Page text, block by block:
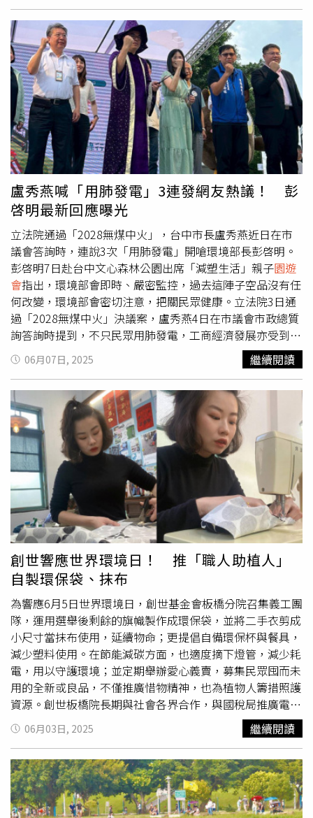
辦格鬥遊戲大賽，前3名可獲遊戲搖桿或手把，冠軍再加碼
獲得商圈抵用券；金士頓與 ADATA 合作舉辦電腦組裝挑
戰，民眾於時間內挑戰成功即獲得小禮物；MaiCoin則以反
詐騙知識測驗寓教於樂，完成任務即可領取禮物。除了競技
比拼，現場同樣安排滿滿遊戲體驗：任天堂復古機台展出，
從60年代一路橫跨迄今，讓大朋友回味童年，小朋友探索經
典；XBOX攤位搭參與互動還有機會獲得最高600元商品折
價券；irocks展示多款電腦周邊並贊助電競賽事專用電競
椅，讓選手坐得穩、玩得行；若想來點療癒時光，不妨到
cama攤位闖關領好禮，現場還有Beano大偶療癒現身。除
此之外，8月23日臺北市政府消防局第一救災救護大隊亦於
在現場規劃全民防災動員園遊會，以闖關與有獎徵答，讓大
小朋友一起輕鬆學好防災知識；八德資訊商圈也攜手ESG永
續香氛品牌Blueseeds，合作推廣自然農法與永續理念，至
攤位體驗還有機會取得品牌小禮。現場豐富獎品、刺激對決
與多元互動齊聚八德資訊商圈，無論你是電競高手、遊戲迷
還是親子同遊，都能找到專屬樂趣，活動於8月23日及8月
24日舉辦，快來感受熱血街頭魅力！更多活動相關資訊歡迎
至八德資訊商圈FB粉絲專頁
(https://www.facebook.com/bade8888）或「台北市商業
處-我是商Ya人」FB粉絲專頁
(https://www.facebook.com/tcooc/)查詢。
到約3層樓的高空中，數秒後宛如「跳傘員」雙雙從高處重
摔落地，導致一名孩童顱骨骨折、另一孩童手臂骨折，緊急
將2人送往醫院救治，所幸均無大礙，目前已順利出院。對
此，一名目擊家長透露，那天風勢並不大，但不知為何突然
颳起一陣怪風，「當孩子們摔倒在地時，我以為他們已經死
了」，事後才聽聞，原來充氣城堡並沒有被妥善固定住，才
導致這起意外。對此，涉事校方也回應，事發後教育部已介
入處理，並拒絕多加透露，「我們正對事件進行全面公開調
查，在調查尚未結束前不便多做評論。」
盧秀燕喊「用肺發電」3連發網友熱議！ 彭
啓明最新回應曝光
立法院通過「2028無煤中火」，台中市長盧秀燕近日在市
議會答詢時，連說3次「用肺發電」開嗆環境部長彭啓明。
彭啓明7日赴台中文心森林公園出席「減塑生活」親子園遊
會指出，環境部會即時、嚴密監控，過去這陣子空品沒有任
何改變，環境部會密切注意，把關民眾健康。立法院3日通
過「2028無煤中火」決議案，盧秀燕4日在市議會市政總質
詢答詢時提到，不只民眾用肺發電，工商經濟發展亦受到嚴
重打壓，彭啓明竟叫大家不要再說用肺發電，「但我們偏偏
要講，用肺發電、用肺發電、用肺發電，中南部地區民眾都
在用肺發電」，連提3次嗆彭啓明。環境部長彭啓明（左
二）7日到台中文心森林公園出席「減塑生活」親子
會。（圖／民眾提供）彭啓明7日出席減塑生活親子
被問此題表示，環境部的工作就是把所有工廠的汙染、各種
煙囪的汙染，即時傳到手機密集監控，特別是嚴密監控所在
地的空氣品質。這陣子天氣狀況較好，也有下雨，空品沒有
任何改變，環境部會密切注意，保障所有民眾的健康安全。
不過，還有很多汙染源，都必須一起關注。他強調，守護環
境是環境部的決心，一定會注意民眾健康，減少各種可能造
成市區甚至國家空氣汙染的量，絕對會幫大家把關，請大家
放心。為響應6月5日世界環境日，環境部以今年世界環境日
主題「終結塑膠汙染」舉辦「減塑生活」親子園遊會 ，邀集
各地方政府和基金會等團體，除設有推廣攤位，還有繪本短
劇、舞台劇演出和闖關活動等等，號召全民減塑。彭啓明也
在致詞時提到，年初推動旅宿業禁止提供一次性備品，遭受
到前所未有「慣性」反彈，因為大家不習慣，經推動現已明
顯接受。現在最大挑戰是，市場等處提供塑膠袋，使用環保
袋不多，「買個菜要用掉20個塑膠袋」，累積起來很可觀，
正確2大行動方案包括能少用就少用，以及購物時自備塑膠
回收產品製成的環保袋，減少對塑膠使用。雖然改變慣性很
難，但「有願就有力」，籲民眾一起減塑。
06月07日, 2025 繼續閱讀
創世響應世界環境日！ 推「職人助植人」
自製環保袋、抹布
為響應6月5日世界環境日，創世基金會板橋分院召集義工團
隊，運用選舉後剩餘的旗幟製作成環保袋，並將二手衣剪成
小尺寸當抹布使用，延續物命；更提倡自備環保杯與餐具，
減少塑料使用。在節能減碳方面，也適度摘下燈管，減少耗
電，用以守護環境；並定期舉辦愛心義賣，募集民眾囤而未
用的全新或良品，不僅推廣惜物精神，也為植物人籌措照護
資源。創世板橋院長期與社會各界合作，與國稅局推廣電子
發票及創世捐贈碼「919」，並與新北市府稅捐稽徵處合作
推動「發票獻愛心」活動，以及和台電台北南區營業處合作
推廣「台電APP」繳費電子化，民眾日常減碳為環保盡心
力。此外，深入全台校園每年辦理上千場的「保腦及愛永
續」宣導，號召小朋友擔任環保小尖兵，垃圾分類、每天帶
水壺上學、使用電子發票、保護森林減少用紙；更與企業合
06月03日, 2025 繼續閱讀